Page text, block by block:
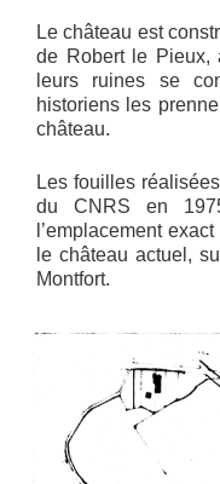
Le château est
de Robert le Pieux,
leurs ruines se
historiens les
château.
Les fouilles
du CNRS en
l’emplacement exact
le château actuel,
Montfort.